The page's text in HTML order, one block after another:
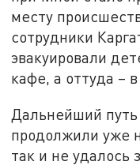
месту
сотрудники
эвакуировали
кафе, а оттуда –
Дальнейший
продолжили уже
так и не удалось